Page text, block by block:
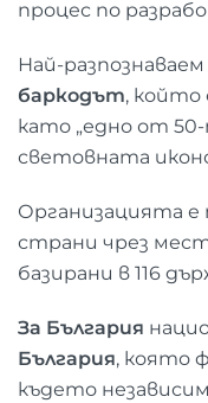
процес по
Най-
баркодът, който
като „едно от
световната
Организацията
страни чрез
базирани в 116
За България
България, която
където